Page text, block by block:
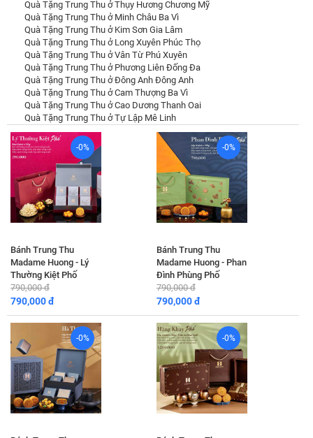
Quà Tặng Trung Thu ở Thụy Hương Chương Mỹ
Quà Tặng Trung Thu ở Minh Châu Ba Vì
Quà Tặng Trung Thu ở Kim Sơn Gia Lâm
Quà Tặng Trung Thu ở Long Xuyên Phúc Thọ
Quà Tặng Trung Thu ở Vân Từ Phú Xuyên
Quà Tặng Trung Thu ở Phương Liên Đống Đa
Quà Tặng Trung Thu ở Đông Anh Đông Anh
Quà Tặng Trung Thu ở Cam Thượng Ba Vì
Quà Tặng Trung Thu ở Cao Dương Thanh Oai
Quà Tặng Trung Thu ở Tự Lập Mê Linh
-0%
Bánh Trung Thu
Madame Huong - Lý
Thường Kiệt Phố
790,000 đ
790,000 đ
-0%
Bánh Trung Thu
Madame Huong - Phan
Đình Phùng Phố
790,000 đ
790,000 đ
-0% -0%